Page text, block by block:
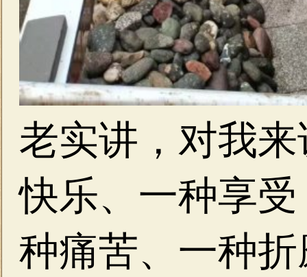
老实讲，对我
快乐、一种享
种痛苦、一种